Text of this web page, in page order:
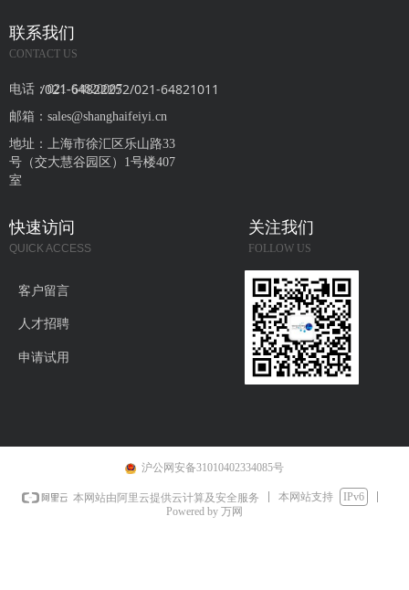
关注我们
FOLLOW US
客户留言
人才招聘
申请试用
快速访问
QUICK ACCESS
联系我们
CONTACT US
电话：021-64820007
邮箱： sales@shanghaifeiyi.cn
地址： 上海市徐汇区乐山路33
号（交大慧谷园区）1号楼407
室
/021-64822252/021-64821011
沪公网安备31010402334085号
本网站由阿里云提供云计算及安全服务 本网站支持
IPv6
Powered by 万网